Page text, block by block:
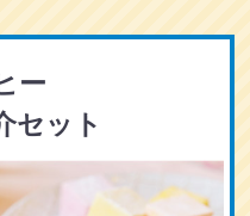
ー
セット